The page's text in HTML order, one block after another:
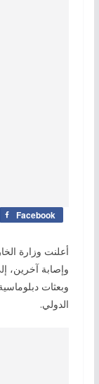
Facebook
أعلنت وزارة
وإصابة آخرين،
وبعثات
الدولي.